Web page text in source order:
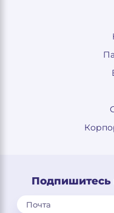
Подпишитесь